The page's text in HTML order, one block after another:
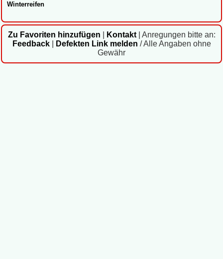
Winterreifen
Zu Favoriten hinzufügen Kontakt| Anregungen bitte an:
Feedback| Defekten Link melden / Alle Angaben ohne
Gewähr